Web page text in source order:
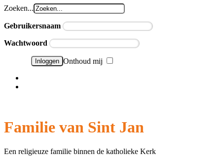
Zoeken...
Gebruikersnaam
Wachtwoord
Onthoud mij
Familie van Sint Jan
Een religieuze familie binnen de katholieke Kerk